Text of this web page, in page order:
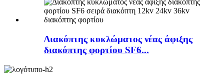
Διακόπτης κυκλώματος νέας άφιξης
διακόπτης φορτίου SF6...